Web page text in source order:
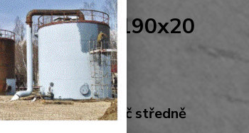
řezy ø190x20
produkt
pilový kotouč středně